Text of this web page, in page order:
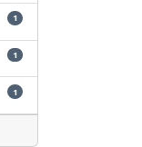
1
1
1